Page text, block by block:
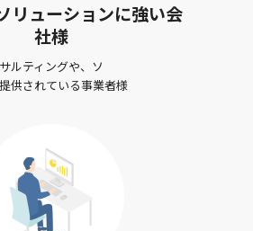
リューションに強い会
社様
ルティングや、ソ
供されている事業者様